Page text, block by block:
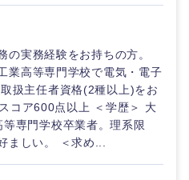
の実務経験をお持ちの方。
業高等専門学校で電気・電子
扱主任者資格(2種以上)をお
コア600点以上 ＜学歴＞ 大
専門学校卒業者。理系限
ましい。 ＜求め...